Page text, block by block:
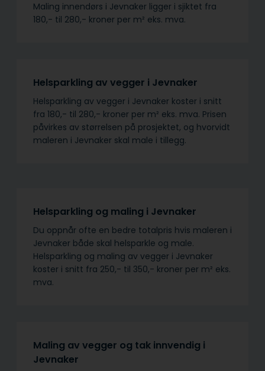
Maling innendørs i Jevnaker ligger i sjiktet fra
180,- til 280,- kroner per m² eks. mva.
Helsparkling av vegger i Jevnaker
Helsparkling av vegger i Jevnaker koster i snitt
fra 180,- til 280,- kroner per m² eks. mva. Prisen
påvirkes av størrelsen på prosjektet, og hvorvidt
maleren i Jevnaker skal male i tillegg.
Helsparkling og maling i Jevnaker
Du oppnår ofte en bedre totalpris hvis maleren i
Jevnaker både skal helsparkle og male.
Helsparkling og maling av vegger i Jevnaker
koster i snitt fra 250,- til 350,- kroner per m² eks.
mva.
Maling av vegger og tak innvendig i
Jevnaker